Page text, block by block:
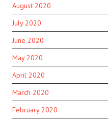
August 2020
July 2020
June 2020
May 2020
April 2020
March 2020
February 2020